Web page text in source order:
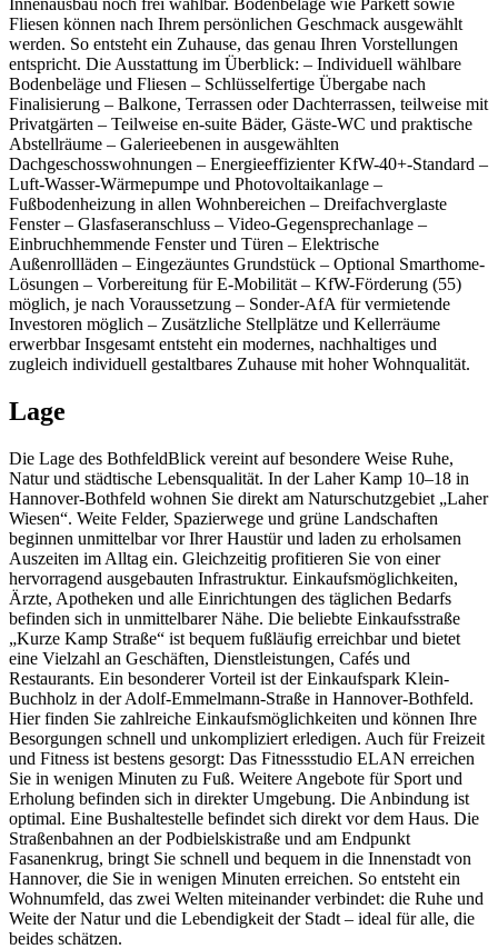
Innenausbau noch frei wählbar. Bodenbeläge wie Parkett sowie
Fliesen können nach Ihrem persönlichen Geschmack ausgewählt
werden. So entsteht ein Zuhause, das genau Ihren Vorstellungen
entspricht. Die Ausstattung im Überblick: – Individuell wählbare
Bodenbeläge und Fliesen – Schlüsselfertige Übergabe nach
Finalisierung – Balkone, Terrassen oder Dachterrassen, teilweise mit
Privatgärten – Teilweise en-suite Bäder, Gäste-WC und praktische
Abstellräume – Galerieebenen in ausgewählten
Dachgeschosswohnungen – Energieeffizienter KfW-40+-Standard –
Luft-Wasser-Wärmepumpe und Photovoltaikanlage –
Fußbodenheizung in allen Wohnbereichen – Dreifachverglaste
Fenster – Glasfaseranschluss – Video-Gegensprechanlage –
Einbruchhemmende Fenster und Türen – Elektrische
Außenrollläden – Eingezäuntes Grundstück – Optional Smarthome-
Lösungen – Vorbereitung für E-Mobilität – KfW-Förderung (55)
möglich, je nach Voraussetzung – Sonder-AfA für vermietende
Investoren möglich – Zusätzliche Stellplätze und Kellerräume
erwerbbar Insgesamt entsteht ein modernes, nachhaltiges und
zugleich individuell gestaltbares Zuhause mit hoher Wohnqualität.
Lage
Die Lage des BothfeldBlick vereint auf besondere Weise Ruhe,
Natur und städtische Lebensqualität. In der Laher Kamp 10–18 in
Hannover-Bothfeld wohnen Sie direkt am Naturschutzgebiet „Laher
Wiesen“. Weite Felder, Spazierwege und grüne Landschaften
beginnen unmittelbar vor Ihrer Haustür und laden zu erholsamen
Auszeiten im Alltag ein. Gleichzeitig profitieren Sie von einer
hervorragend ausgebauten Infrastruktur. Einkaufsmöglichkeiten,
Ärzte, Apotheken und alle Einrichtungen des täglichen Bedarfs
befinden sich in unmittelbarer Nähe. Die beliebte Einkaufsstraße
„Kurze Kamp Straße“ ist bequem fußläufig erreichbar und bietet
eine Vielzahl an Geschäften, Dienstleistungen, Cafés und
Restaurants. Ein besonderer Vorteil ist der Einkaufspark Klein-
Buchholz in der Adolf-Emmelmann-Straße in Hannover-Bothfeld.
Hier finden Sie zahlreiche Einkaufsmöglichkeiten und können Ihre
Besorgungen schnell und unkompliziert erledigen. Auch für Freizeit
und Fitness ist bestens gesorgt: Das Fitnessstudio ELAN erreichen
Sie in wenigen Minuten zu Fuß. Weitere Angebote für Sport und
Erholung befinden sich in direkter Umgebung. Die Anbindung ist
optimal. Eine Bushaltestelle befindet sich direkt vor dem Haus. Die
Straßenbahnen an der Podbielskistraße und am Endpunkt
Fasanenkrug, bringt Sie schnell und bequem in die Innenstadt von
Hannover, die Sie in wenigen Minuten erreichen. So entsteht ein
Wohnumfeld, das zwei Welten miteinander verbindet: die Ruhe und
Weite der Natur und die Lebendigkeit der Stadt – ideal für alle, die
beides schätzen.